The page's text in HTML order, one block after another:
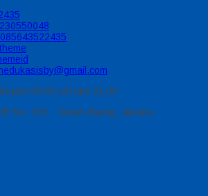
085643522435
jam 08.00 s/d jam 21.00
No. 123 - Tanah Abang, Jakarta